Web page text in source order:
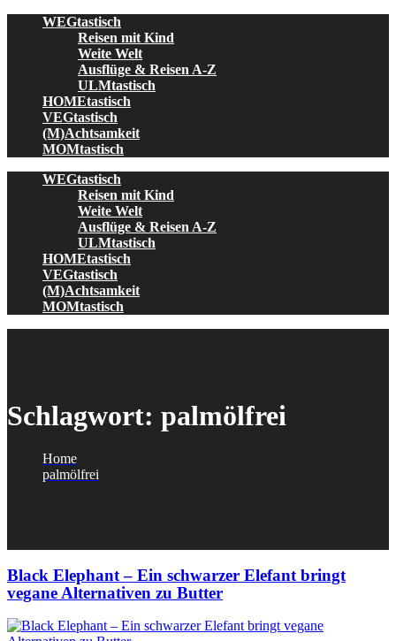
WEGtastisch
Reisen mit Kind
Weite Welt
Ausflüge & Reisen A-Z
ULMtastisch
HOMEtastisch
VEGtastisch
(M)Achtsamkeit
MOMtastisch
WEGtastisch
Reisen mit Kind
Weite Welt
Ausflüge & Reisen A-Z
ULMtastisch
HOMEtastisch
VEGtastisch
(M)Achtsamkeit
MOMtastisch
Schlagwort: palmölfrei
Home
palmölfrei
Black Elephant – Ein schwarzer Elefant bringt
vegane Alternativen zu Butter